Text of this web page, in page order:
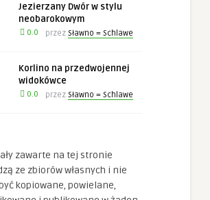
Jezierzany Dwór w stylu
neobarokowym
0.0 przez Sławno = Schlawe
Korlino na przedwojennej
widokówce
0.0 przez Sławno = Schlawe
zawarte na tej stronie
ze zbiorów własnych i nie
kopiowane, powielane,